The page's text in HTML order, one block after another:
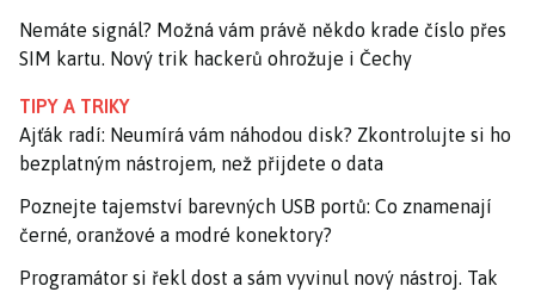
Nemáte signál? Možná vám právě někdo krade číslo přes
SIM kartu. Nový trik hackerů ohrožuje i Čechy
TIPY A TRIKY
Ajťák radí: Neumírá vám náhodou disk? Zkontrolujte si ho
bezplatným nástrojem, než přijdete o data
Poznejte tajemství barevných USB portů: Co znamenají
černé, oranžové a modré konektory?
Programátor si řekl dost a sám vyvinul nový nástroj. Tak